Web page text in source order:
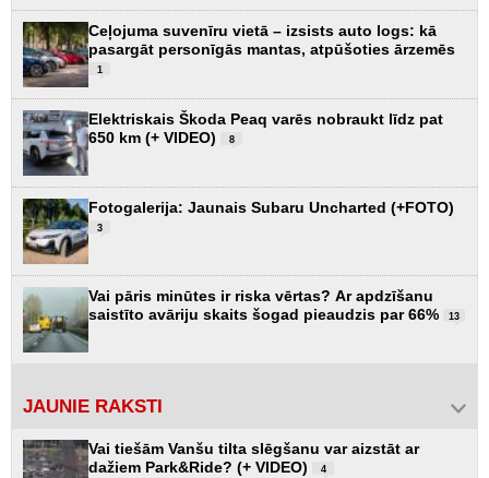
Ceļojuma suvenīru vietā – izsists auto logs: kā
pasargāt personīgās mantas, atpūšoties ārzemēs
1
Elektriskais Škoda Peaq varēs nobraukt līdz pat
650 km (+ VIDEO)
8
Fotogalerija: Jaunais Subaru Uncharted (+FOTO)
3
Vai pāris minūtes ir riska vērtas? Ar apdzīšanu
saistīto avāriju skaits šogad pieaudzis par 66%
13
JAUNIE RAKSTI
Vai tiešām Vanšu tilta slēgšanu var aizstāt ar
dažiem Park&Ride? (+ VIDEO)
4